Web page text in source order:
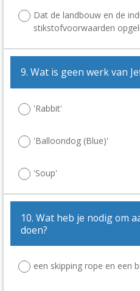
Dat de landbouw en de
stikstofvoorwaarden
9. Wat is geen werk van
'Rabbit'
'Balloondog (Blue)'
'Soup'
10. Wat heb je nodig om
doen?
een skipping rope en een